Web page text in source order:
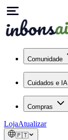
Comunidade
Cuidados e IA
Compras
LojaAtualizar
🇵🇹